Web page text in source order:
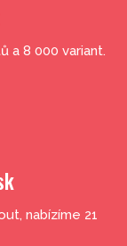
a 8 000 variant.
nabízíme 21